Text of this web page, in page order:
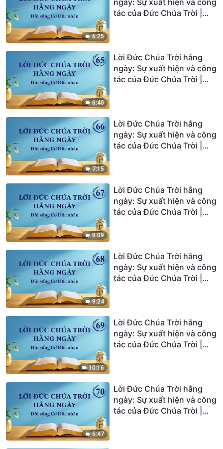
6:25
tác của Đức Chúa Trời |
6:40
Lời Đức Chúa Trời hằng
ngày: Sự xuất hiện và công
tác của Đức Chúa Trời |
7:15
Lời Đức Chúa Trời hằng
ngày: Sự xuất hiện và công
tác của Đức Chúa Trời |
8:09
Lời Đức Chúa Trời hằng
ngày: Sự xuất hiện và công
tác của Đức Chúa Trời |
9:24
Lời Đức Chúa Trời hằng
ngày: Sự xuất hiện và công
tác của Đức Chúa Trời |
10:16
Lời Đức Chúa Trời hằng
ngày: Sự xuất hiện và công
tác của Đức Chúa Trời |
5:47
Lời Đức Chúa Trời hằng
ngày: Sự xuất hiện và công
tác của Đức Chúa Trời |